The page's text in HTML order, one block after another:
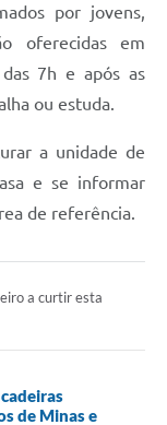
por jovens,
oferecidas em
7h e após as
ou estuda.
a unidade de
e se informar
de referência.
a curtir esta
de Minas e